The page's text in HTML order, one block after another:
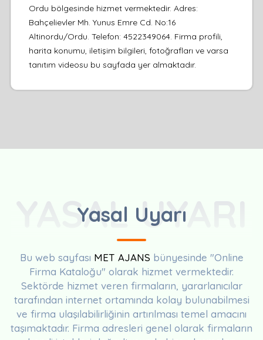
Ordu bölgesinde hizmet vermektedir. Adres:
Bahçelievler Mh. Yunus Emre Cd. No:16
Altinordu/Ordu. Telefon: 4522349064. Firma profili,
harita konumu, iletişim bilgileri, fotoğrafları ve varsa
tanıtım videosu bu sayfada yer almaktadır.
Yasal Uyarı
YASAL UYARI
Bu web sayfası MET AJANS bünyesinde "Online
Firma Kataloğu" olarak hizmet vermektedir.
Sektörde hizmet veren firmaların, yararlanıcılar
tarafından internet ortamında kolay bulunabilmesi
ve firma ulaşılabilirliğinin artırılması temel amacını
taşımaktadır. Firma adresleri genel olarak firmaların